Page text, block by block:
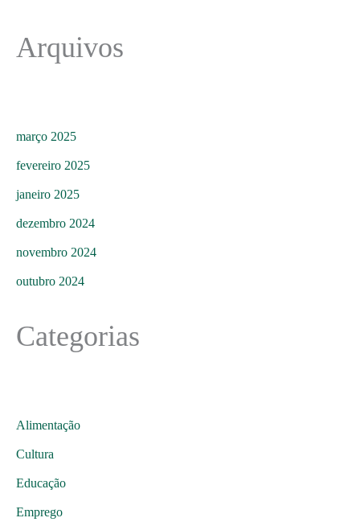
Arquivos
março 2025
fevereiro 2025
janeiro 2025
dezembro 2024
novembro 2024
outubro 2024
Categorias
Alimentação
Cultura
Educação
Emprego